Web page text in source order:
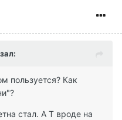
пользуется? Как
стал. А Т вроде на